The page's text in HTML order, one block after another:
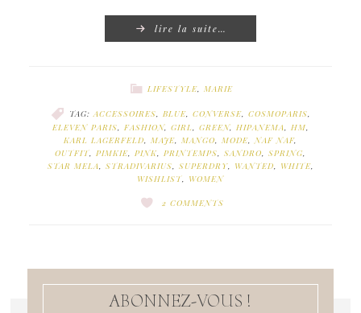
lire la suite…
LIFESTYLE, MARIE
TAG: ACCESSOIRES BLUE, CONVERSE, COSMOPARIS
ELEVEN PARIS
FASHION, GIRL GREEN, HIPANEMA HM
KARL LAGERFELD
MAJE MANGO MODE NAF NAF,
OUTFIT PIMKIE PINK PRINTEMPS SANDRO SPRING
STAR MELA
STRADIVARIUS SUPERDRY, WANTED WHITE,
WISHLIST
WOMEN
2 COMMENTS
ABONNEZ-VOUS !